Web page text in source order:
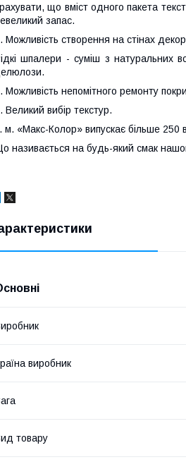
що вміст одного пакета
запас.
Можливість створення на стінах
шпалери - суміш з натуральних
Можливість непомітного ремонту
Великий вибір текстур.
м. «Макс-Колор» випускає більше 250
називається на будь-який смак
виробник
товару